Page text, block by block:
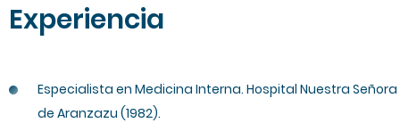
Experiencia
Especialista en Medicina Interna. Hospital Nuestra Señora
de Aranzazu (1982).